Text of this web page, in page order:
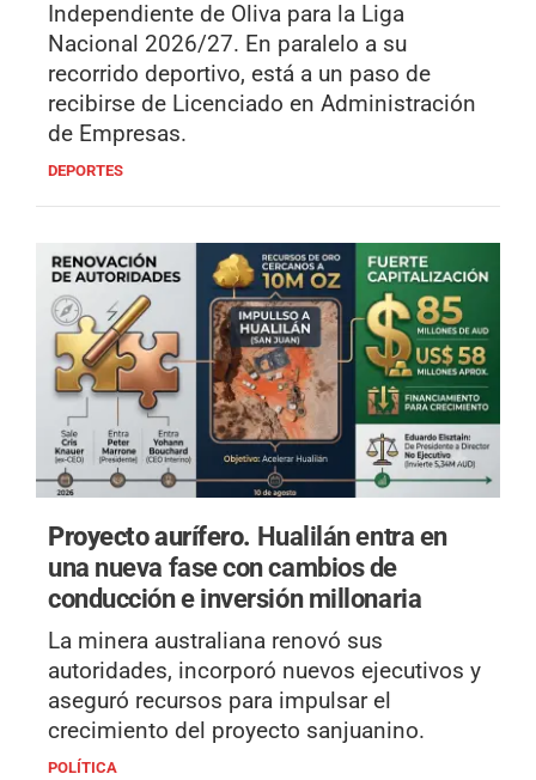
Independiente de Oliva para la Liga
Nacional 2026/27. En paralelo a su
recorrido deportivo, está a un paso de
recibirse de Licenciado en Administración
de Empresas.
DEPORTES
Proyecto aurífero. Hualilán entra en
una nueva fase con cambios de
conducción e inversión millonaria
La minera australiana renovó sus
autoridades, incorporó nuevos ejecutivos y
aseguró recursos para impulsar el
crecimiento del proyecto sanjuanino.
POLÍTICA